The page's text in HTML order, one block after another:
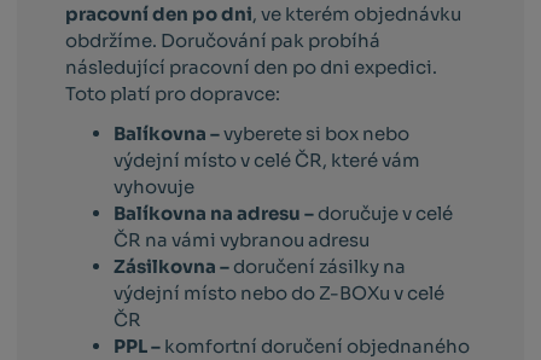
pracovní den po dni, ve kterém objednávku
obdržíme. Doručování pak probíhá
následující pracovní den po dni expedici.
Toto platí pro dopravce:
Balíkovna –vyberete si box nebo
výdejní místo v celé ČR, které vám
vyhovuje
Balíkovna na adresu – doručuje v celé
ČR na vámi vybranou adresu
Zásilkovna – doručení zásilky na
výdejní místo nebo do Z-BOXu v celé
ČR
PPL – komfortní doručení objednaného